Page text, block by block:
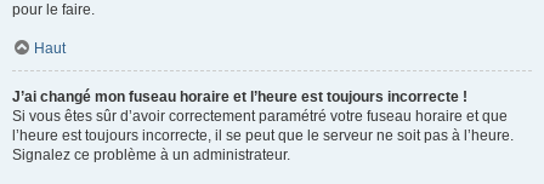
pour le faire.
Haut
J’ai changé mon fuseau horaire et l’heure est toujours incorrecte !
Si vous êtes sûr d’avoir correctement paramétré votre fuseau horaire et que
l’heure est toujours incorrecte, il se peut que le serveur ne soit pas à l’heure.
Signalez ce problème à un administrateur.